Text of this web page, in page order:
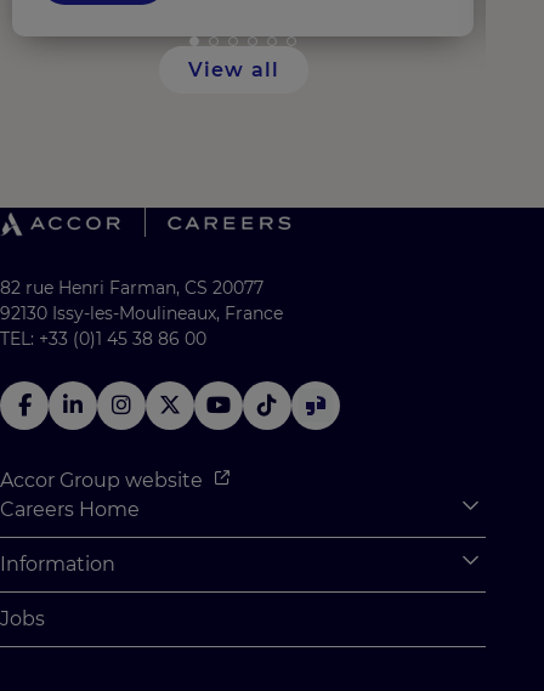
View all
82 rue Henri Farman, CS 20077
92130 Issy-les-Moulineaux, France
TEL: +33 (0)1 45 38 86 00
Accor Group website
Careers Home
Why Join Accor
Student Opportunities
Information
Cookie Settings
Jobs